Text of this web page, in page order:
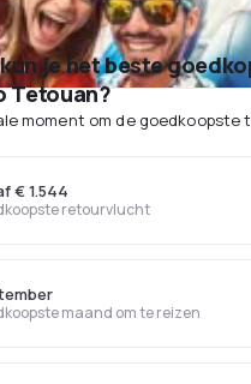
je het beste
Tetouan?
moment om de goedkoopste
retourvlucht
€ 1.544
maand om te reizen